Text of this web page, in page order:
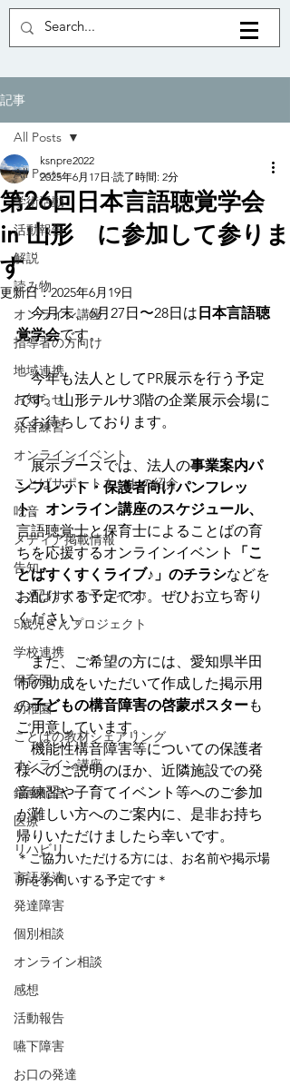
記事
All Posts
学術活動
活動報告
解説
読み物
オンライン講座
指導者の方向け
地域連携
お知らせ
発音練習
オンラインイベント
ことばサポートネットの紹介
吃音
メディア掲載情報
告知
ことばすくすくライブ♪
5歳児さんプロジェクト
学校連携
保育園
幼稚園
ことばの教材シェアリング
オンライン講座
録画配信
医療
リハビリ
言語発達
発達障害
個別相談
オンライン相談
感想
活動報告
嚥下障害
お口の発達
All Posts
第26回日本言語聴覚学会
in 山形 に参加して参りま
す
ksnpre2022
2025年6月17日 読了時間: 2分
更新日：2025年6月19日
今月末、6月27日〜28日は 日本言語聴
覚学会です。
今年も法人としてPR展示を行う予定
です。山形テルサ3階の企業展示会場に
てお待ちしております。
展示ブースでは、法人の事業案内パ
ンフレット・保護者向けパンフレッ
ト、 オンライン講座のスケジュール、
言語聴覚士と保育士によることばの育
ちを応援するオンラインイベント
「こ
とばすくすくライブ♪」のチラシなどを
お配りする予定です。ぜひお立ち寄り
ください。
また、ご希望の方には、愛知県半田
市の助成をいただいて作成した掲示用
の子どもの構音障害の啓蒙ポスターも
ご用意しています。
機能性構音障害等についての保護者
様へのご説明のほか、近隣施設での発
音練習や子育てイベント等へのご参加
が難しい方へのご案内に、是非お持ち
帰りいただけましたら幸いです。
＊ご協力いただける方には、お名前や掲示場
所をお伺いする予定です＊